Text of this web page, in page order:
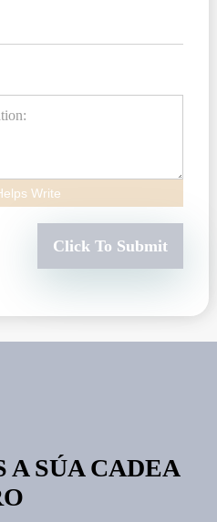
Write
Click To Submit
SÚA CADEA